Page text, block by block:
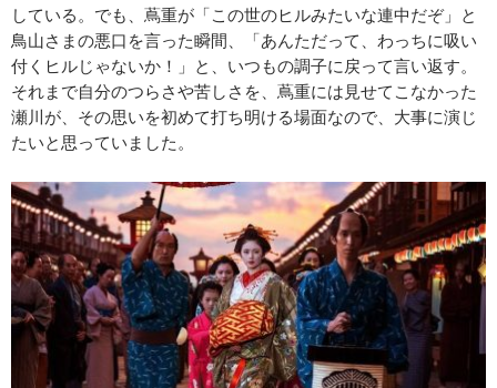
している。でも、蔦重が「この世のヒルみたいな連中だぞ」と
鳥山さまの悪口を言った瞬間、「あんただって、わっちに吸い
付くヒルじゃないか！」と、いつもの調子に戻って言い返す。
それまで自分のつらさや苦しさを、蔦重には見せてこなかった
瀬川が、その思いを初めて打ち明ける場面なので、大事に演じ
たいと思っていました。